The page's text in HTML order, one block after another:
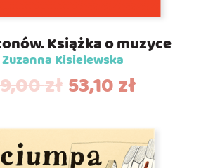
Książka o muzyce
Zuzanna Kisielewska
zł 53,10zł